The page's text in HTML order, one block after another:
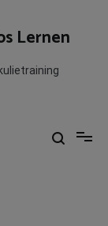
Lernen